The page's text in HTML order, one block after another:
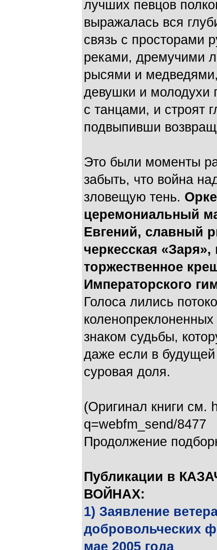
лучших певцов
выражалась вся
связь с просторами
реками, дремучими
рысями и
девушки и молодухи
с танцами, и строят
подвыпивши
Это были моменты
забыть, что война
зловещую тень.
церемониальный
Евгений, славный
черкесская
торжественное
Императорского
Голоса лились
знаком судьбы,
даже если в
суровая доля.
(Оригинал книги см.
q=webfm_send/8477
Продолжение
Публикации в
ВОЙНАХ:
1) Заявление
добровольческих
мае 2005 года